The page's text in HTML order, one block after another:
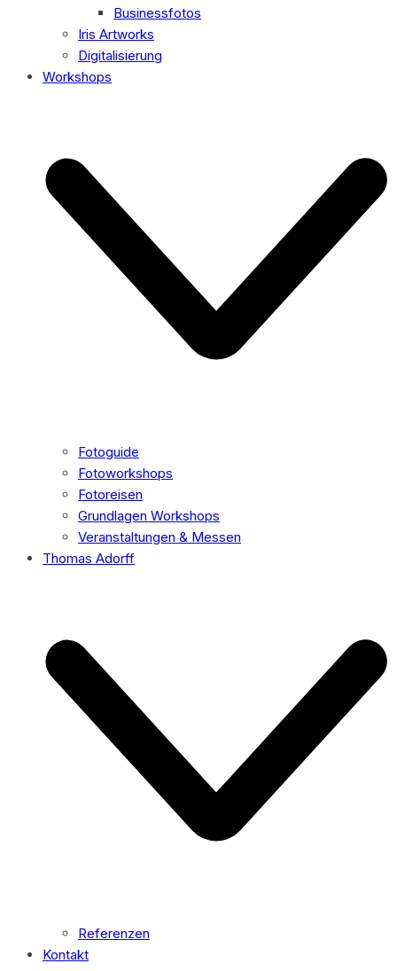
Businessfotos
Iris Artworks
Digitalisierung
Workshops
Fotoguide
Fotoworkshops
Fotoreisen
Grundlagen Workshops
Veranstaltungen & Messen
Thomas Adorff
Referenzen
Kontakt